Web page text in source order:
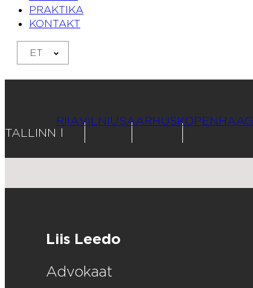
PRAKTIKA
KONTAKT
ET
TALLINN
RIIAVILNIUSAARHUS
Liis Leedo
Advokaat